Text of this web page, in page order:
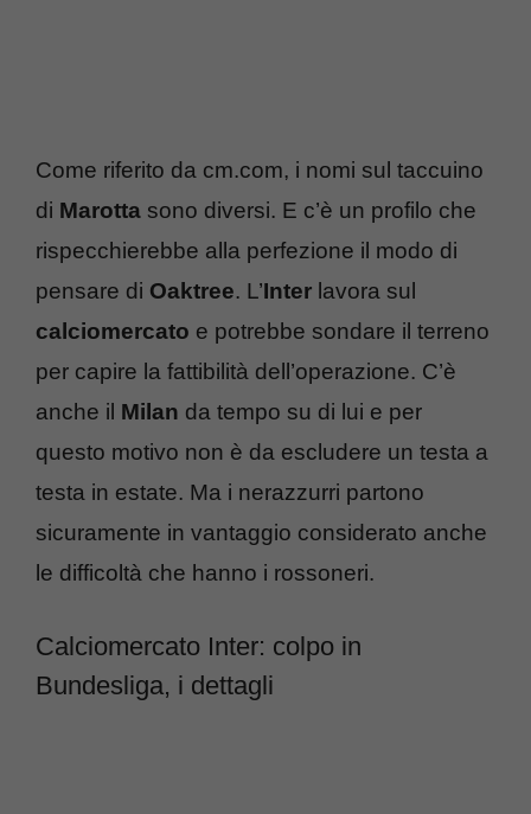
Come riferito da cm.com, i nomi sul taccuino
di Marotta sono diversi. E c’è un profilo che
rispecchierebbe alla perfezione il modo di
pensare di Oaktree. L’Inter lavora sul
calciomercato e potrebbe sondare il terreno
per capire la fattibilità dell’operazione. C’è
anche il Milan da tempo su di lui e per
questo motivo non è da escludere un testa a
testa in estate. Ma i nerazzurri partono
sicuramente in vantaggio considerato anche
le difficoltà che hanno i rossoneri.
Calciomercato Inter: colpo in
Bundesliga, i dettagli